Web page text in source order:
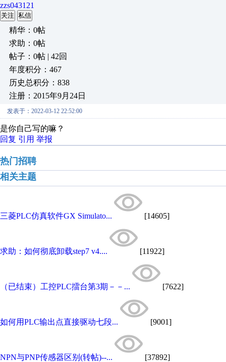
zzs043121
关注 私信
精华：0帖
求助：0帖
帖子：0帖 | 42回
年度积分：467
历史总积分：838
注册：2015年9月24日
发表于：2022-03-12 22:52:00
是你自己写的嘛？
回复 引用 举报
热门招聘
相关主题
三菱PLC仿真软件GX Simulato... [14605]
求助：如何彻底卸载step7 v4.... [11922]
（已结束）工控PLC擂台第3期－－... [7622]
如何用PLC输出点直接驱动七段... [9001]
NPN与PNP传感器区别(转帖)--... [37892]